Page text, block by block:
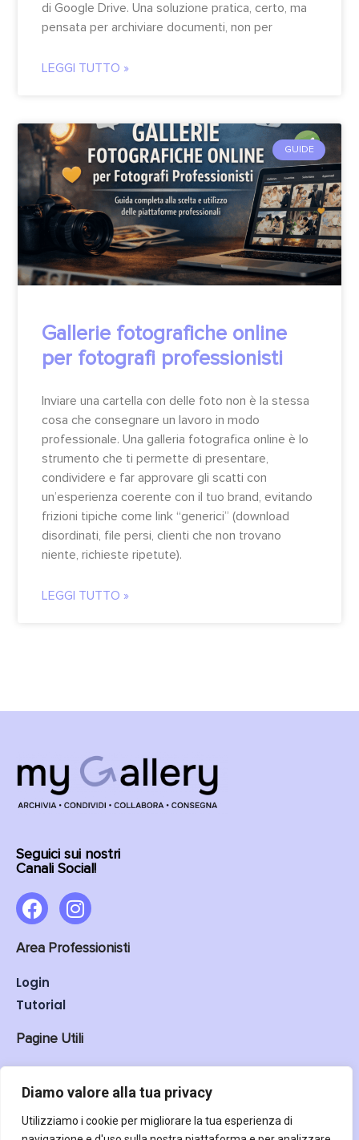
Diamo valore alla tua privacy
Utilizziamo i cookie per migliorare la tua esperienza di
di Google Drive. Una soluzione pratica, certo, ma
pensata per archiviare documenti, non per
LEGGI TUTTO »
GUIDE
Gallerie fotografiche online
per fotografi professionisti
Inviare una cartella con delle foto non è la stessa
cosa che consegnare un lavoro in modo
professionale. Una galleria fotografica online è lo
strumento che ti permette di presentare,
condividere e far approvare gli scatti con
un’esperienza coerente con il tuo brand, evitando
frizioni tipiche come link “generici” (download
disordinati, file persi, clienti che non trovano
niente, richieste ripetute).
LEGGI TUTTO »
Seguici sui nostri
Canali Social!
Area Professionisti
Login
Tutorial
Pagine Utili
Cloud per fotografi
FAQ